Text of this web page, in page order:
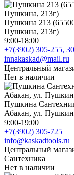
Пушкина 213
Пушкина, 213г)
9:00-18:00
+7(3902) 305-255,
innakaskad@mail.ru
Центральный
Нет в наличии
Пушкина
Абакан, ул.
9:00-19:00
+7(3902) 305-725
info@kaskadtools.ru
Центральный
Сантехника
Нет в наличии